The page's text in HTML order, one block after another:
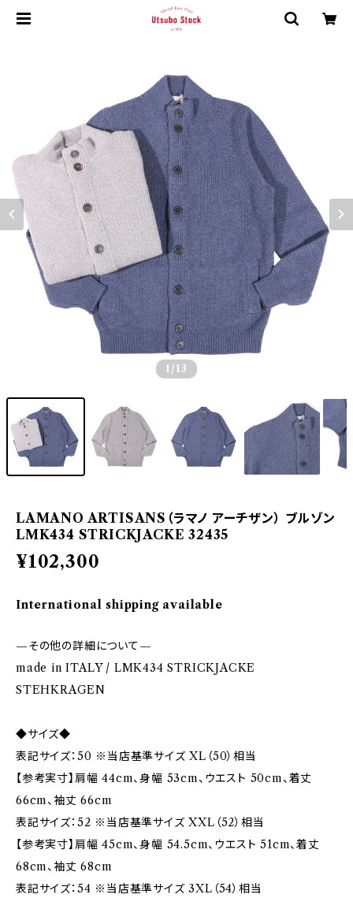
1 /13
LAMANO ARTISANS（ラマノ アーチザン） ブルゾン
LMK434 STRICKJACKE 32435
¥102,300
International shipping available
—その他の詳細について—
made in ITALY / LMK434 STRICKJACKE
STEHKRAGEN
◆サイズ◆
表記サイズ：50 ※当店基準サイズ XL（50）相当
【参考実寸】肩幅 44cm、身幅 53cm、ウエスト 50cm、着丈
66cm、袖丈 66cm
表記サイズ：52 ※当店基準サイズ XXL（52）相当
【参考実寸】肩幅 45cm、身幅 54.5cm、ウエスト 51cm、着丈
68cm、袖丈 68cm
表記サイズ：54 ※当店基準サイズ 3XL（54）相当